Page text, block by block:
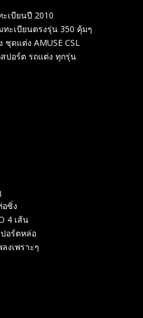
ะเบียนปี 2010
ะเบียนตรงรุ่น 350 คุ้มๆ
ดแต่ง AMUSE CSL
ปอร์ต รถแต่ง ทุกรุ่น
อซิ่ง
4 เส้น
อร์ตหล่อ
งเพราะๆ